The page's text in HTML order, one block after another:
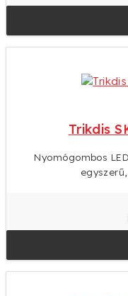
Trikdis
Nyomógombos